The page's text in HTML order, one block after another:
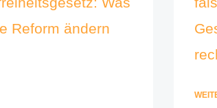
Reform ändern